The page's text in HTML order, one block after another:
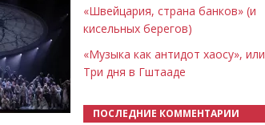
«Швейцария, страна банков» (и
кисельных берегов)
«Музыка как антидот хаосу», или
Три дня в Гштааде
ПОСЛЕДНИЕ КОММЕНТАРИИ